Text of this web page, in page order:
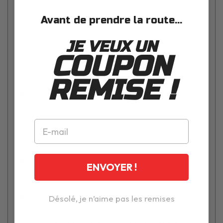
Compartiment avec rembourrage PE dans le dos
Nucleon KR-2I Insert disponibles en option sur iCasque.com)
Protections extérieures GP Lite aux épaules pour une
protection efficace contre les chocs
Détails réfléchissants
ventilation arrière avec cordon pour une ouverture facile
Fermeture centrale par zip magnétique
Avant de prendre la route...
JE VEUX UN
COUPON
REMISE !
ENVOYER !
Désolé, je n’aime pas les remises